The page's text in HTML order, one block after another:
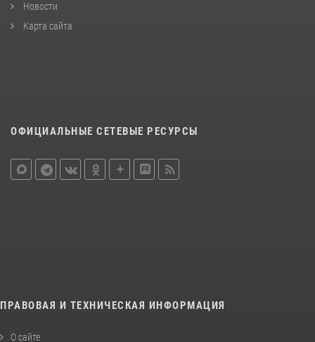
Новости
Карта сайта
ОФИЦИАЛЬНЫЕ СЕТЕВЫЕ РЕСУРСЫ
ПРАВОВАЯ И ТЕХНИЧЕСКАЯ ИНФОРМАЦИЯ
О сайте